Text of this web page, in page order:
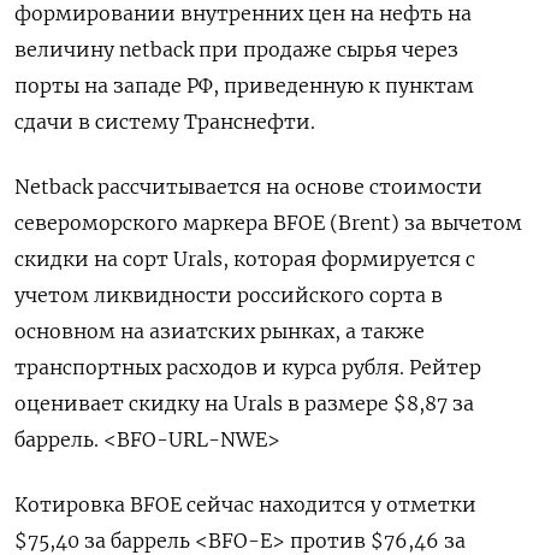
формировании внутренних цен на нефть на
величину netback при продаже сырья через
порты на западе РФ, приведенную к пунктам
сдачи в систему Транснефти.
Netback рассчитывается на основе стоимости
североморского маркера BFOE (Brent) за вычетом
скидки на сорт Urals, которая формируется с
учетом ликвидности российского сорта в
основном на азиатских рынках, а также
транспортных расходов и курса рубля. Рейтер
оценивает скидку на Urals в размере $8,87 за
баррель. <BFO-URL-NWE>
Котировка BFOE сейчас находится у отметки
$75,40 за баррель <BFO-E> против $76,46 за